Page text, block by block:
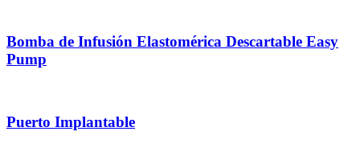
Bomba de Infusión Elastomérica Descartable Easy
Pump
Puerto Implantable